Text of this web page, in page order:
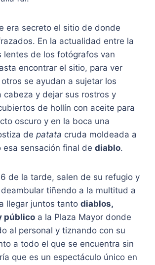
era secreto el sitio de donde
En la actualidad entre la
lentes de los fotógrafos van
encontrar el sitio, para ver
se ayudan a sujetar los
cabeza y dejar sus rostros y
de hollín con aceite para
oscuro y en la boca una
de patata cruda moldeada a
esa sensación final de diablo.
de la tarde, salen de su refugio y
tiñendo a la multitud a
llegar juntos tanto diablos,
públicoa la Plaza Mayor donde
al personal y tiznando con su
a todo el que se encuentra sin
que es un espectáculo único en